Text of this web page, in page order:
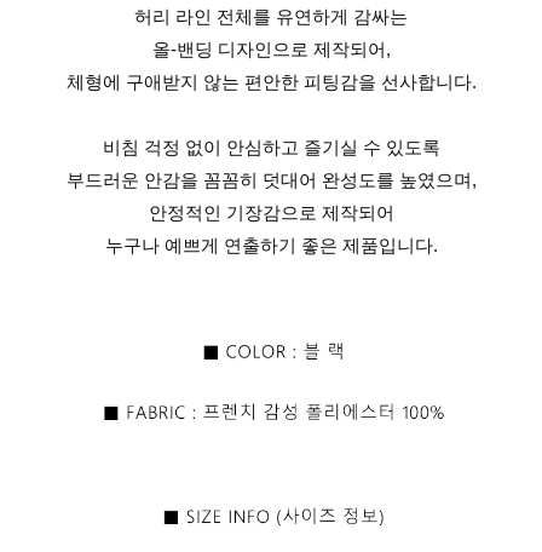
허리 라인 전체를 유연하게 감싸는
올-밴딩 디자인으로 제작되어,
체형에 구애받지 않는 편안한 피팅감을 선사합니다.
비침 걱정 없이 안심하고 즐기실 수 있도록
부드러운 안감을 꼼꼼히 덧대어 완성도를 높였으며,
안정적인 기장감으로 제작되어